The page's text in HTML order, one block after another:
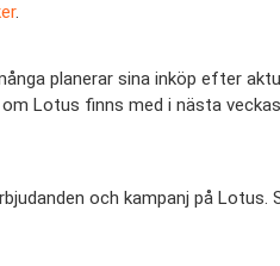
.
planerar sina inköp efter
Lotus finns med i nästa
och kampanj på Lotus.